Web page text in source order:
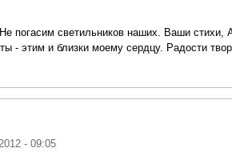
погасим светильников наших. Ваши стихи,
- этим и близки моему сердцу. Радости
- 09:05